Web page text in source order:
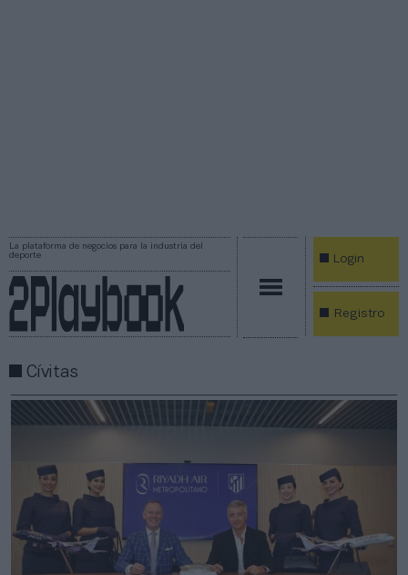
La plataforma de negocios para la industria del
deporte
Login
Registro
Cívitas